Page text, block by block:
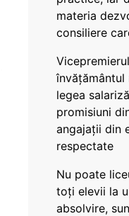
materia
consiliere
învățământul
legea
promisiuni
angajații din
respectate
Nu poate
toți elevii la
absolvire,